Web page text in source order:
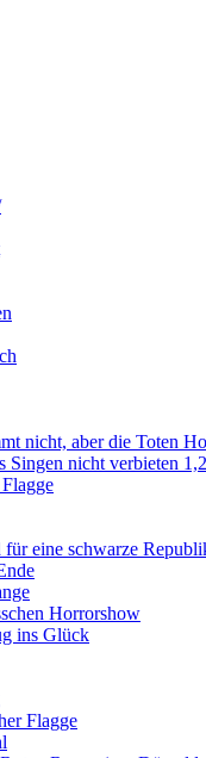
nicht, aber die Toten
Singen nicht verbieten
eine schwarze
Horrorshow
ins Glück
Flagge